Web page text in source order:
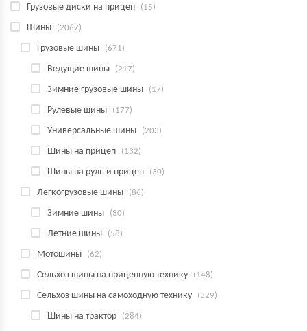
Грузовые диски на прицеп (15)
Шины (2067)
Грузовые шины (671)
Ведущие шины (217)
Зимние грузовые шины (17)
Рулевые шины (177)
Универсальные шины (203)
Шины на прицеп (132)
Шины на руль и прицеп (30)
Легкогрузовые шины (86)
Зимние шины (30)
Летние шины (58)
Мотошины (62)
Сельхоз шины на прицепную технику (148)
Сельхоз шины на самоходную технику (329)
Шины на трактор (284)